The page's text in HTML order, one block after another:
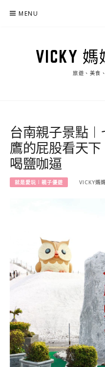
MENU
VICKY
旅遊、美食
台南親子景點
鷹的屁股看天下
喝鹽咖逼
就是愛玩︱親子優遊 VICKY媽